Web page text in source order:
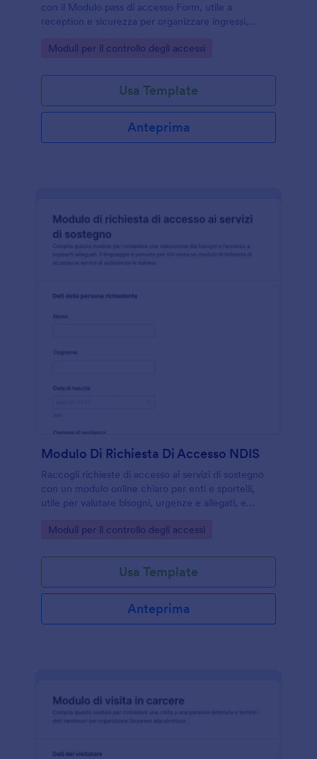
con il Modulo pass di accesso Form, utile a
reception e sicurezza per organizzare ingressi,
Go to Category:
Moduli per il controllo degli accessi
Usa Template
Anteprima
Modulo Di Richiesta Di Accesso NDIS
Raccogli richieste di accesso ai servizi di sostegno
con un modulo online chiaro per enti e sportelli,
utile per valutare bisogni, urgenze e allegati, e
Jotform.
Go to Category:
Moduli per il controllo degli accessi
Usa Template
Anteprima